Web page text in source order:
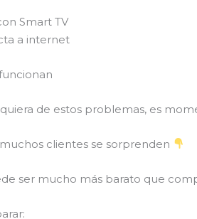
Smart TV
a internet
de estos problemas, es
clientes se sorprenden
ser mucho más barato que